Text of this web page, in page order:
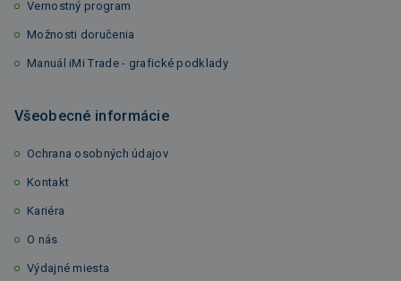
Vernostný program
Možnosti doručenia
Manuál iMi Trade - grafické podklady
Všeobecné informácie
Ochrana osobných údajov
Kontakt
Kariéra
O nás
Výdajné miesta